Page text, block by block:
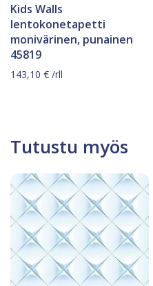
Kids Walls
lentokonetapetti
monivärinen, punainen
45819
143,10 € /rll
Tutustu myös